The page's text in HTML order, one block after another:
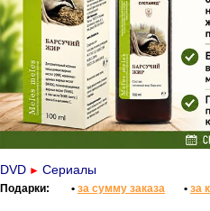
DVD ► Сериалы
Подарки: • за сумму заказа • за